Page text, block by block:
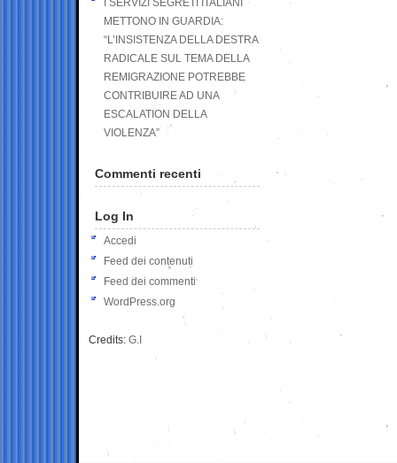
I SERVIZI SEGRETI ITALIANI
METTONO IN GUARDIA:
“L’INSISTENZA DELLA DESTRA
RADICALE SUL TEMA DELLA
REMIGRAZIONE POTREBBE
CONTRIBUIRE AD UNA
ESCALATION DELLA
VIOLENZA”
Commenti recenti
Log In
Accedi
Feed dei contenuti
Feed dei commenti
WordPress.org
Credits: G.I